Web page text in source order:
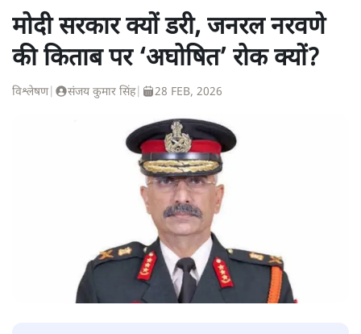
मोदी सरकार क्यों डरी, जनरल नरवणे
की किताब पर ‘अघोषित’ रोक क्यों?
विश्लेषण| संजय कुमार सिंह| 28 FEB, 2026